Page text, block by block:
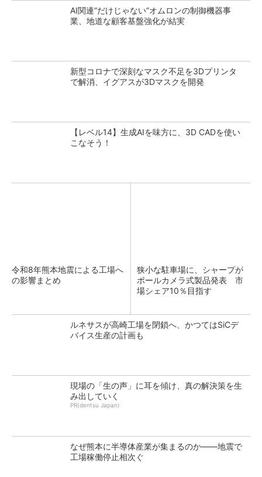
AI関連“だけじゃない”オムロンの制御機器事
業、地道な顧客基盤強化が結実
新型コロナで深刻なマスク不足を3Dプリンタ
で解消、イグアスが3Dマスクを開発
【レベル14】生成AIを味方に、3D CADを使い
こなそう！
令和8年熊本地震による工場へ
の影響まとめ
狭小な駐車場に、シャープが
ポールカメラ式製品発表 市
場シェア10％目指す
ルネサスが高崎工場を閉鎖へ、かつてはSiCデ
バイス生産の計画も
現場の「生の声」に耳を傾け、真の解決策を生
み出していく
PR(dentsu Japan)
なぜ熊本に半導体産業が集まるのか――地震で
工場稼働停止相次ぐ